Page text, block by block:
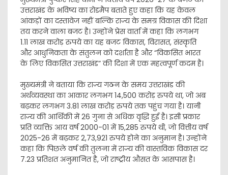
उत्तराखंड के भविष्य का रोडमैप बताते हुए कहा कि यह केवल
आंकड़ों का दस्तावेज नहीं बल्कि राज्य के समग्र विकास की दिशा
तय करने वाला बजट है। उन्होंने प्रेस वार्ता में कहा कि लगभग
1.11 लाख करोड़ रुपये का यह बजट विकास, विरासत, संस्कृति
और आधुनिकता के संतुलन को दर्शाता है और “विकसित भारत
के लिए विकसित उत्तराखंड” की दिशा में एक महत्वपूर्ण कदम है।
मुख्यमंत्री ने बताया कि राज्य गठन के समय उत्तराखंड की
अर्थव्यवस्था का आकार लगभग 14,500 करोड़ रुपये था, जो अब
बढ़कर लगभग 3.81 लाख करोड़ रुपये तक पहुंच गया है। यानी
राज्य की आर्थिकी में 26 गुना से अधिक वृद्धि हुई है। इसी प्रकार
प्रति व्यक्ति आय वर्ष 2000-01 में 15,285 रुपये थी, जो वित्तीय वर्ष
2025-26 में बढ़कर 2,73,921 रुपये होने का अनुमान है। उन्होंने
कहा कि पिछले वर्ष की तुलना में राज्य की वास्तविक विकास दर
7.23 प्रतिशत अनुमानित है, जो राष्ट्रीय औसत के आसपास है।